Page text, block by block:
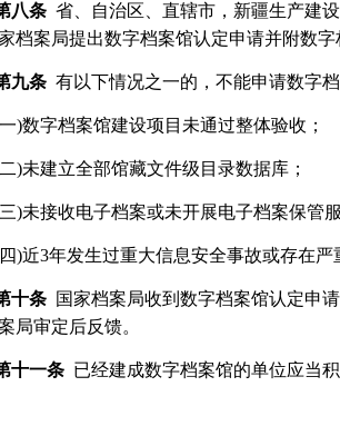
八条 省、自治区、直辖市，新疆生产建
档案局提出数字档案馆认定申请并附数
九条 有以下情况之一的，不能申请数字
)数字档案馆建设项目未通过整体验收；
)未建立全部馆藏文件级目录数据库；
)未接收电子档案或未开展电子档案保管
)近3年发生过重大信息安全事故或存在
十条 国家档案局收到数字档案馆认定申
局审定后反馈。
十一条 已经建成数字档案馆的单位应当